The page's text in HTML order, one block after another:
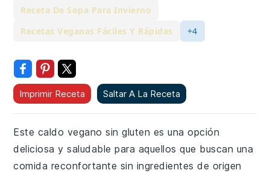
Receta De Sopa Para Invierno
Recetas Veganas Fáciles Y Rápidas
+4
Imprimir Receta Saltar A La Receta
Este caldo vegano sin gluten es una opción
deliciosa y saludable para aquellos que buscan una
comida reconfortante sin ingredientes de origen